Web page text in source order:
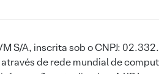
S/A, inscrita sob o CNPJ:
de rede mundial de